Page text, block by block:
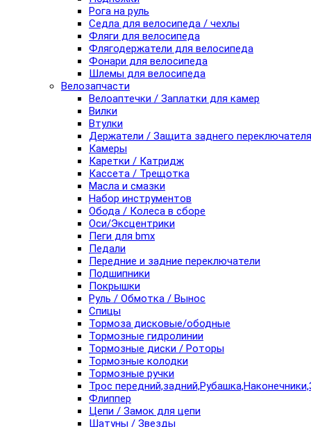
Рога на руль
Седла для велосипеда / чехлы
Фляги для велосипеда
Флягодержатели для велосипеда
Фонари для велосипеда
Шлемы для велосипеда
Велозапчасти
Велоаптечки / Заплатки для камер
Вилки
Втулки
Держатели / Защита заднего переключателя
Камеры
Каретки / Катридж
Кассета / Трещотка
Масла и смазки
Набор инструментов
Обода / Колеса в сборе
Оси/Эксцентрики
Пеги для bmx
Педали
Передние и задние переключатели
Подшипники
Покрышки
Руль / Обмотка / Вынос
Спицы
Тормоза дисковые/ободные
Тормозные гидролинии
Тормозные диски / Роторы
Тормозные колодки
Тормозные ручки
Трос
Флиппер
Цепи / Замок для цепи
Шатуны / Звезды